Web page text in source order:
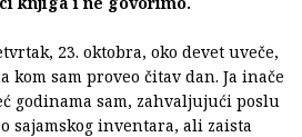
23. oktobra, oko devet uveče,
kom sam proveo čitav dan. Ja inače
godinama sam, zahvaljujući poslu
sajamskog inventara, ali zaista